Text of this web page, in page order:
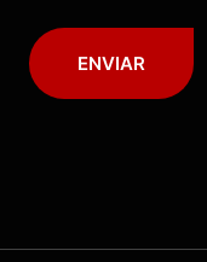
ENVIAR